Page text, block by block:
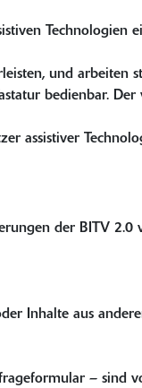
Technologien
und arbeiten
bedienbar.
assistiver
der BITV 2.0
Inhalte aus
– sind